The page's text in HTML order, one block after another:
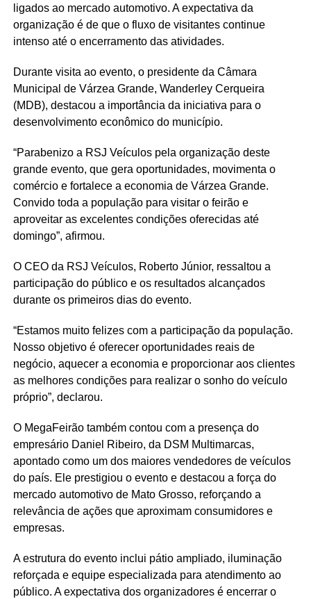
ligados ao mercado automotivo. A expectativa da
organização é de que o fluxo de visitantes continue
intenso até o encerramento das atividades.
Durante visita ao evento, o presidente da Câmara
Municipal de Várzea Grande, Wanderley Cerqueira
(MDB), destacou a importância da iniciativa para o
desenvolvimento econômico do município.
“Parabenizo a RSJ Veículos pela organização deste
grande evento, que gera oportunidades, movimenta o
comércio e fortalece a economia de Várzea Grande.
Convido toda a população para visitar o feirão e
aproveitar as excelentes condições oferecidas até
domingo”, afirmou.
O CEO da RSJ Veículos, Roberto Júnior, ressaltou a
participação do público e os resultados alcançados
durante os primeiros dias do evento.
“Estamos muito felizes com a participação da população.
Nosso objetivo é oferecer oportunidades reais de
negócio, aquecer a economia e proporcionar aos clientes
as melhores condições para realizar o sonho do veículo
próprio”, declarou.
O MegaFeirão também contou com a presença do
empresário Daniel Ribeiro, da DSM Multimarcas,
apontado como um dos maiores vendedores de veículos
do país. Ele prestigiou o evento e destacou a força do
mercado automotivo de Mato Grosso, reforçando a
relevância de ações que aproximam consumidores e
empresas.
A estrutura do evento inclui pátio ampliado, iluminação
reforçada e equipe especializada para atendimento ao
público. A expectativa dos organizadores é encerrar o